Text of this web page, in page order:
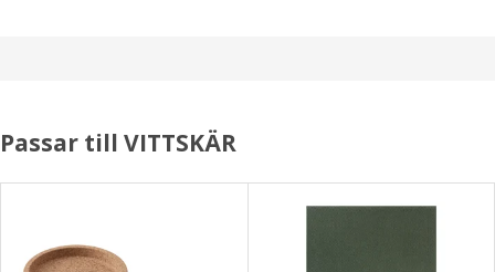
Passar till VITTSKÄR